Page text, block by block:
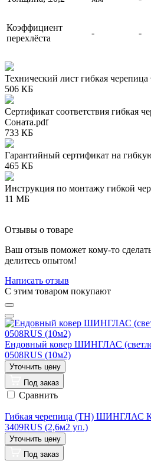
Коэффициент
перехлёста
- -
Технический лист гибкая
506 КБ
Сертификат соответствия гибкая
Соната.pdf
733 КБ
Гарантийный сертификат на
465 КБ
Инструкция по монтажу гибкой
11 МБ
Отзывы о товаре
Ваш отзыв поможет кому-то
делитесь опытом!
Написать отзыв
C этим товаром покупают
Ендовный ковер ШИНГЛАС
0508RUS (10м2)
Под заказ
Сравнить
Гибкая черепица (ТН) ШИНГЛАС
3409RUS (2,6м2 уп.)
Под заказ